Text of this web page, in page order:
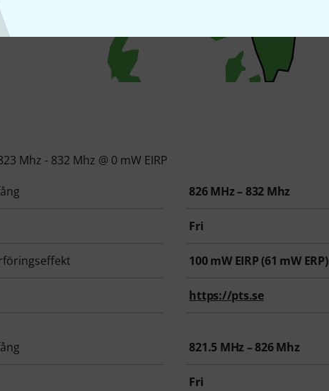
Mhz - 832 Mhz @ 0 mW EIRP
826 MHz – 832 Mhz
Fri
100mW EIRP (61 mW ERP)
https://pts.se
821.5 MHz – 826 Mhz
Fri